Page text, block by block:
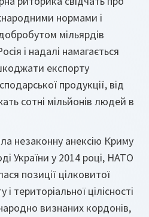
нормами і
мільярдів
і надалі намагається
експорту
продукції, від
сотні мільйонів людей в
незаконну анексію Криму
України у 2014 році, НАТО
позиції цілковитої
територіальної цілісності
визнаних кордонів,